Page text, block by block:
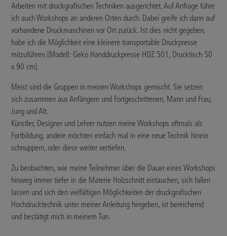
Arbeiten mit druckgrafischen Techniken ausgerichtet. Auf Anfrage führe
ich auch Workshops an anderen Orten durch. Dabei greife ich dann auf
vorhandene Druckmaschinen vor Ort zurück. Ist dies nicht gegeben,
habe ich die Möglichkeit eine kleinere transportable Druckpresse
mitzuführen [Modell: Geko Handdruckpresse HDZ 501, Drucktisch 50
x 90 cm].
Meist sind die Gruppen in meinen Workshops gemischt. Sie setzen
sich zusammen aus Anfängern und Fortgeschrittenen, Mann und Frau,
Jung und Alt.
Künstler, Designer und Lehrer nutzen meine Workshops oftmals als
Fortbildung, andere möchten einfach mal in eine neue Technik hinein
schnuppern, oder diese weiter vertiefen.
Zu beobachten, wie meine Teilnehmer über die Dauer eines Workshops
hinweg immer tiefer in die Materie Holzschnitt eintauchen, sich fallen
lassen und sich den vielfältigen Möglichkeiten der druckgrafischen
Hochdrucktechnik unter meiner Anleitung hingeben, ist bereichernd
und bestätigt mich in meinem Tun.